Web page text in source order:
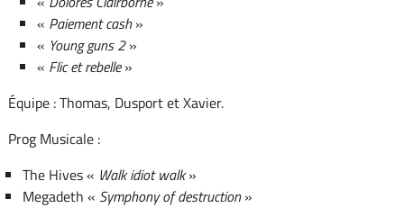
« Paiement cash»
« Young guns 2»
« Flic et rebelle»
Équipe : Thomas, Dusport et Xavier.
Prog Musicale :
The Hives « Walk idiot walk»
Megadeth « Symphony of destruction»